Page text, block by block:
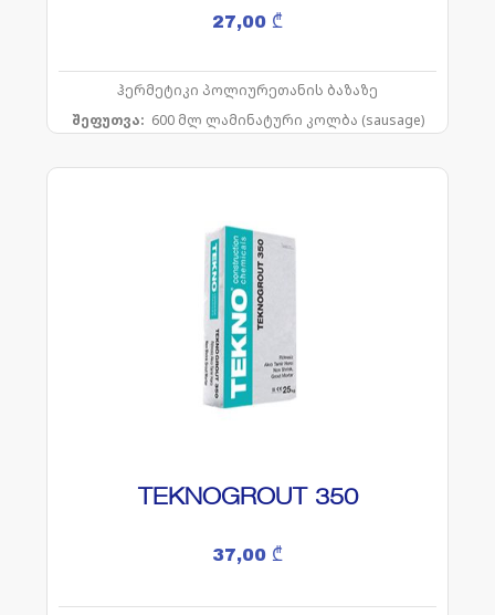
27,00 ₾
ჰერმეტიკი პოლიურეთანის ბაზაზე
შეფუთვა: 600 მლ ლამინატური კოლბა (sausage)
TEKNOGROUT 350
37,00 ₾